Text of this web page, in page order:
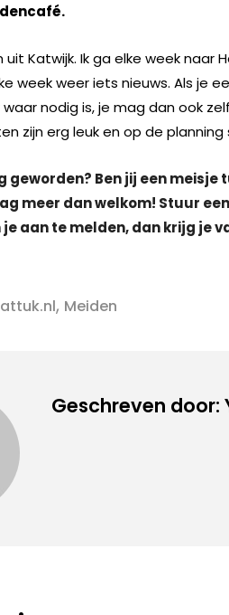
uit Katwijk. Ik ga elke week
week weer iets nieuws. Als je
waar nodig is, je mag dan ook
zijn erg leuk en op de
geworden? Ben jij een meisje
meer dan welkom! Stuur
aan te melden, dan krijg je
, Meiden
Geschreven door: